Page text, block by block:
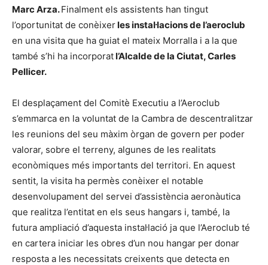
Marc Arza.Finalment els assistents han tingut
l’oportunitat de conèixerles instal·lacions de l’aeroclub
en una visita que ha guiat el mateix Morralla i a la que
també s’hi ha incorporatl’Alcalde de la Ciutat, Carles
Pellicer.
El desplaçament del Comitè Executiu a l’Aeroclub
s’emmarca en la voluntat de la Cambra de descentralitzar
les reunions del seu màxim òrgan de govern per poder
valorar, sobre el terreny, algunes de les realitats
econòmiques més importants del territori. En aquest
sentit, la visita ha permès conèixer el notable
desenvolupament del servei d’assistència aeronàutica
que realitza l’entitat en els seus hangars i, també, la
futura ampliació d’aquesta instal·lació ja que l’Aeroclub té
en cartera iniciar les obres d’un nou hangar per donar
resposta a les necessitats creixents que detecta en